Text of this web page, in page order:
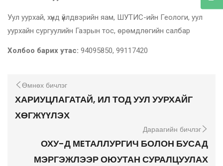
Уул уурхай, хүнд үйлдвэрийн яам, ШУТИС-ийн Геологи, уул
уурхайн сургуулийн Газрын тос, өрөмдлөгийн салбар
Холбоо барих утас: 94095850, 99117420
Өмнөх бичлэг
ХАРИУЦЛАГАТАЙ, ИЛ ТОД УУЛ УУРХАЙГ
ХӨГЖҮҮЛЭХ
Дараагийн бичлэг
ОХУ-Д МEТАЛЛУРГИЧ БОЛОН БУСАД
МЭРГЭЖЛЭЭР ОЮУТАН СУРАЛЦУУЛАХ